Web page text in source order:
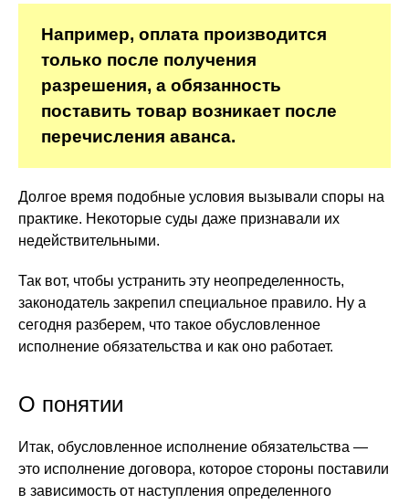
Например, оплата производится
только после получения
разрешения, а обязанность
поставить товар возникает после
перечисления аванса.
Долгое время подобные условия вызывали споры на
практике. Некоторые суды даже признавали их
недействительными.
Так вот, чтобы устранить эту неопределенность,
законодатель закрепил специальное правило. Ну а
сегодня разберем, что такое обусловленное
исполнение обязательства и как оно работает.
О понятии
Итак, обусловленное исполнение обязательства —
это исполнение договора, которое стороны поставили
в зависимость от наступления определенного